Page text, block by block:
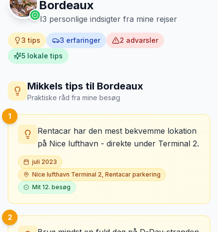
Bordeaux
13 personlige indsigter fra mine rejser
3 tips 3 erfaringer 2 advarsler
5 lokale tips
Mikkels tips til Bordeaux
Praktiske råd fra mine besøg
1
Rentacar har den mest bekvemme lokation
på Nice lufthavn - direkte under Terminal 2.
juli 2023
Nice lufthavn Terminal 2, Rentacar parkering
Mit 12. besøg
2